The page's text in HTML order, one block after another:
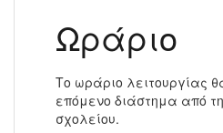
Ωράριο
Το ωράριο λειτουργίας
επόμενο διάστημα από
σχολείου.